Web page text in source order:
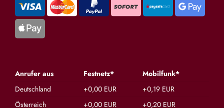
Anrufer aus Festnetz*
Mobilfunk*
Deutschland
+0,00 EUR
+0,19 EUR
Österreich
+0,00 EUR
+0,20 EUR